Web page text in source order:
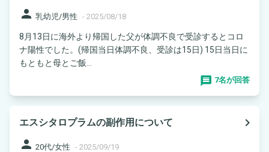
person 乳幼児/男性 - 2025/08/18
8月13日に海外より帰国した父が体調不良で受診するとコロ
ナ陽性でした。(帰国当日体調不良、受診は15日) 15日当日に
もともと母とご飯...
7名が回答
エスシタロプラムの副作用について
navigate_next
person 20代/女性 - 2025/09/19